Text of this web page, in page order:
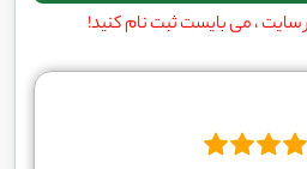
سایت ، می بایست ثبت نام کنید!